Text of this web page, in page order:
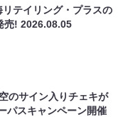
テイリング・プラスの
売!2026.08.05
のサイン入りチェキが
パスキャンペーン開催